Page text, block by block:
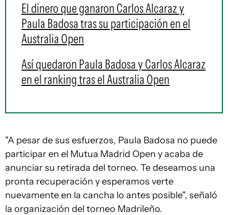
El dinero que ganaron Carlos Alcaraz y
Paula Badosa tras su participación en el
Australia Open
Así quedaron Paula Badosa y Carlos Alcaraz
en el ranking tras el Australia Open
"A pesar de sus esfuerzos, Paula Badosa no puede
participar en el Mutua Madrid Open y acaba de
anunciar su retirada del torneo. Te deseamos una
pronta recuperación y esperamos verte
nuevamente en la cancha lo antes posible", señaló
la organización del torneo Madrileño.